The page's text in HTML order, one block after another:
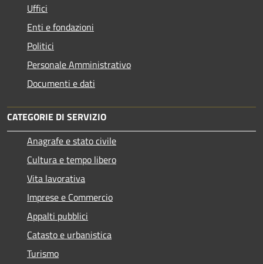
Uffici
Enti e fondazioni
Politici
Personale Amministrativo
Documenti e dati
CATEGORIE DI SERVIZIO
Anagrafe e stato civile
Cultura e tempo libero
Vita lavorativa
Imprese e Commercio
Appalti pubblici
Catasto e urbanistica
Turismo